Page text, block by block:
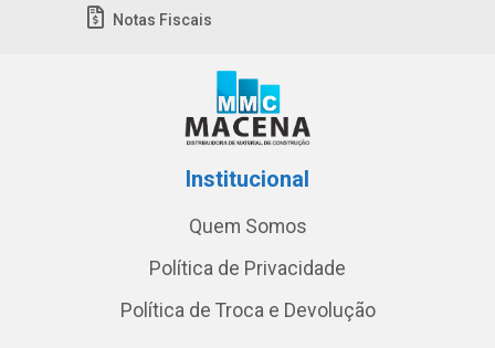
Notas Fiscais
Institucional
Quem Somos
Política de Privacidade
Política de Troca e Devolução